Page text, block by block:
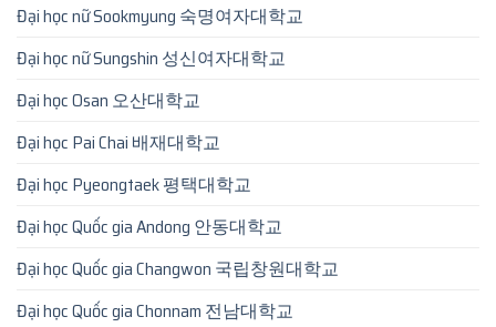
Đại học nữ Sookmyung 숙명여자대학교
Đại học nữ Sungshin 성신여자대학교
Đại học Osan 오산대학교
Đại học Pai Chai 배재대학교
Đại học Pyeongtaek 평택대학교
Đại học Quốc gia Andong 안동대학교
Đại học Quốc gia Changwon 국립창원대학교
Đại học Quốc gia Chonnam 전남대학교